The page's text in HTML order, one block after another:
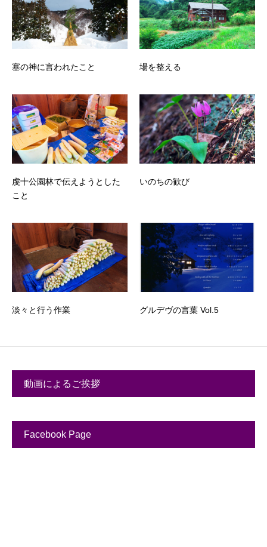
塞の神に言われたこと 場を整える
虔十公園林で伝えようとした
こと
いのちの歓び
淡々と行う作業 グルデヴの言葉 Vol.5
動画によるご挨拶
Facebook Page